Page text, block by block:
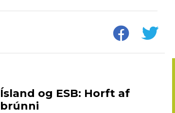
Ísland og ESB: Horft af
brúnni